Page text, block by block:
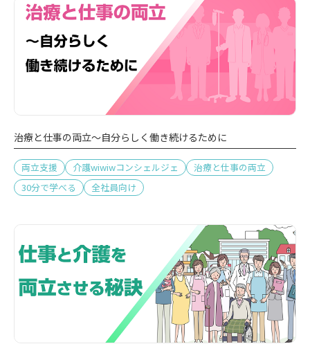
治療と仕事の両立～自分らしく働き続けるために
両立支援 介護wiwiwコンシェルジェ
治療と仕事の両立
30分で学べる
全社員向け